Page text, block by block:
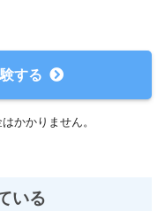
する
かかりません。
いる